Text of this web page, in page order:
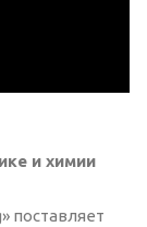
и химии
поставляет